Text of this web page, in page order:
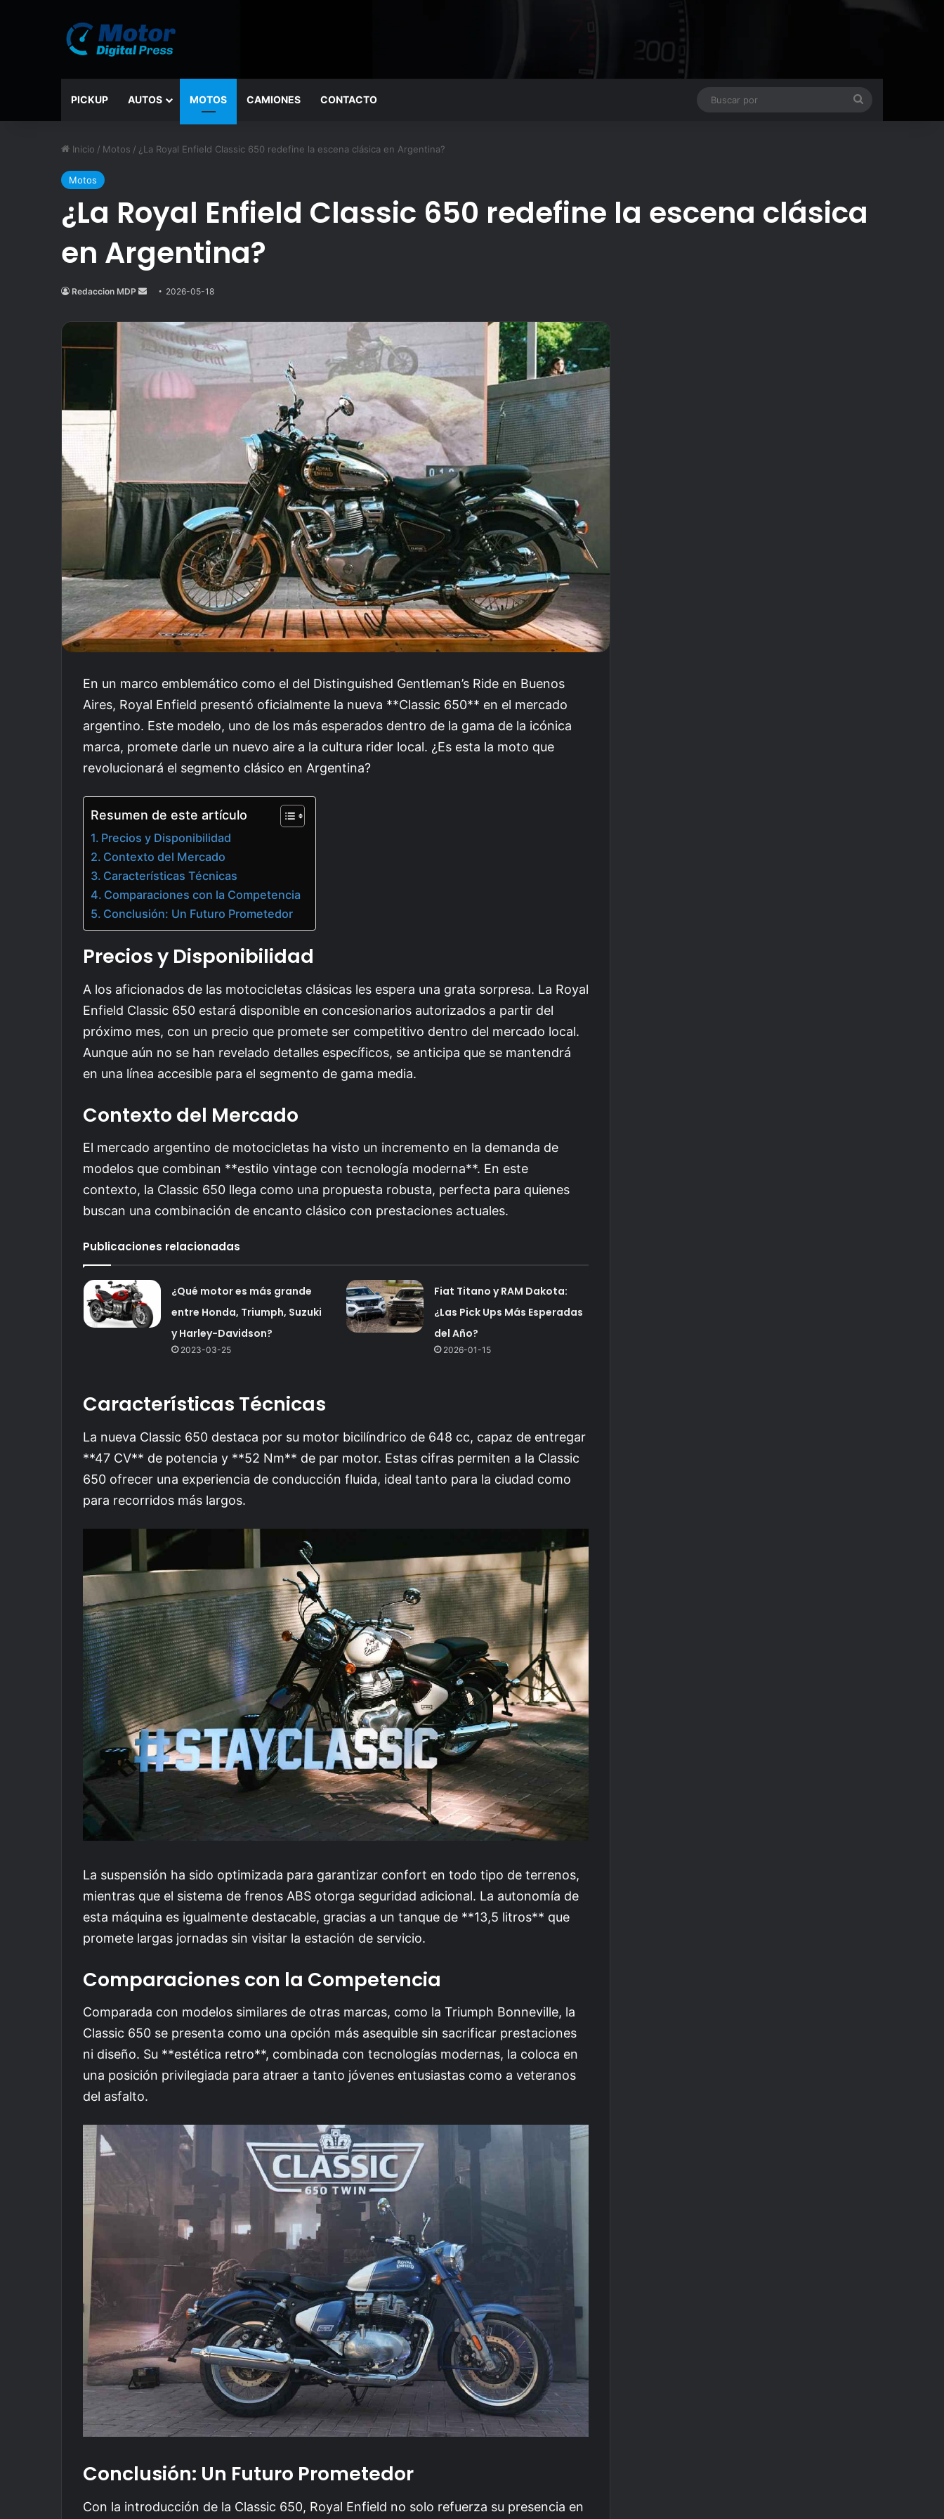
PICKUP AUTOS MOTOS CAMIONES CONTACTO
Inicio / Motos / ¿La Royal Enfield Classic 650 redefine la escena clásica en Argentina?
Motos
¿La Royal Enfield Classic 650 redefine la escena clásica
en Argentina?
Redaccion MDP
Send
email
2026-05-18
En un marco emblemático como el del Distinguished Gentleman’s Ride en Buenos
Aires, Royal Enfield presentó oficialmente la nueva **Classic 650** en el mercado
argentino. Este modelo, uno de los más esperados dentro de la gama de la icónica
marca, promete darle un nuevo aire a la cultura rider local. ¿Es esta la moto que
revolucionará el segmento clásico en Argentina?
Resumen de este artículo
Precios y Disponibilidad
Contexto del Mercado
Características Técnicas
Comparaciones con la Competencia
Conclusión: Un Futuro Prometedor
Precios y Disponibilidad
A los aficionados de las motocicletas clásicas les espera una grata sorpresa. La Royal
Enfield Classic 650 estará disponible en concesionarios autorizados a partir del
próximo mes, con un precio que promete ser competitivo dentro del mercado local.
Aunque aún no se han revelado detalles específicos, se anticipa que se mantendrá
en una línea accesible para el segmento de gama media.
Contexto del Mercado
El mercado argentino de motocicletas ha visto un incremento en la demanda de
modelos que combinan **estilo vintage con tecnología moderna**. En este
contexto, la Classic 650 llega como una propuesta robusta, perfecta para quienes
buscan una combinación de encanto clásico con prestaciones actuales.
Publicaciones relacionadas
¿Qué motor es más grande
entre Honda, Triumph, Suzuki
y Harley-Davidson?
2023-03-25
Fiat Titano y RAM Dakota:
¿Las Pick Ups Más Esperadas
del Año?
2026-01-15
Características Técnicas
La nueva Classic 650 destaca por su motor bicilíndrico de 648 cc, capaz de entregar
**47 CV** de potencia y **52 Nm** de par motor. Estas cifras permiten a la Classic
650 ofrecer una experiencia de conducción fluida, ideal tanto para la ciudad como
para recorridos más largos.
La suspensión ha sido optimizada para garantizar confort en todo tipo de terrenos,
mientras que el sistema de frenos ABS otorga seguridad adicional. La autonomía de
esta máquina es igualmente destacable, gracias a un tanque de **13,5 litros** que
promete largas jornadas sin visitar la estación de servicio.
Comparaciones con la Competencia
Comparada con modelos similares de otras marcas, como la Triumph Bonneville, la
Classic 650 se presenta como una opción más asequible sin sacrificar prestaciones
ni diseño. Su **estética retro**, combinada con tecnologías modernas, la coloca en
una posición privilegiada para atraer a tanto jóvenes entusiastas como a veteranos
del asfalto.
Conclusión: Un Futuro Prometedor
Con la introducción de la Classic 650, Royal Enfield no solo refuerza su presencia en